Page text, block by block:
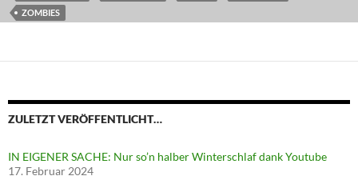
ZOMBIES
ZULETZT VERÖFFENTLICHT…
IN EIGENER SACHE: Nur so’n halber Winterschlaf dank Youtube
17. Februar 2024